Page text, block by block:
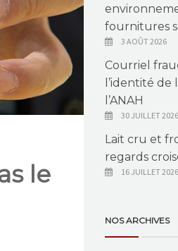
le
fournitures
3 AOÛT 2026
Courriel
l’identité de
l’ANAH
30 JUILLET 2026
Lait cru et
regards
16 JUILLET 2026
NOS ARCHIVES